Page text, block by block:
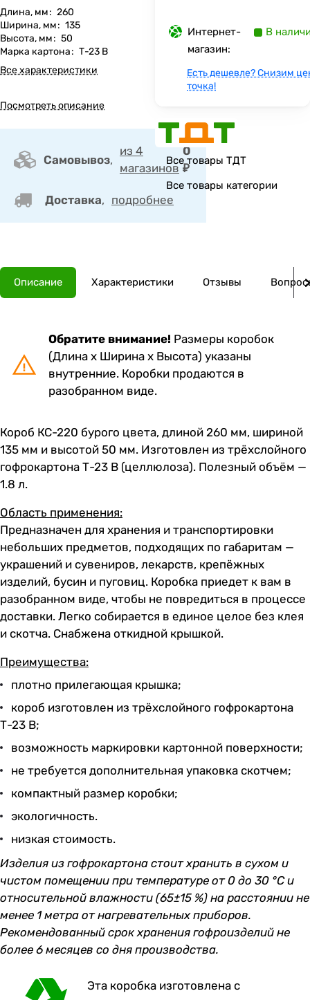
Длина, мм: 260
Ширина, мм: 135
Высота, мм: 50
Марка картона: Т-23 В
Все характеристики
Посмотреть описание
Самовывоз,
из 4
магазинов
0
₽
Доставка, подробнее
Интернет-
магазин:
В
Есть дешевле? Снизим
точка!
Все товары ТДТ
Все товары категории
Описание Характеристики Отзывы
Обратите внимание! Размеры коробок
(Длина х Ширина х Высота) указаны
внутренние. Коробки продаются в
разобранном виде.
Короб КС-220 бурого цвета, длиной 260 мм, шириной
135 мм и высотой 50 мм. Изготовлен из трёхслойного
гофрокартона Т-23 В (целлюлоза). Полезный объём —
1.8 л.
Область применения:
Предназначен для хранения и транспортировки
небольших предметов, подходящих по габаритам —
украшений и сувениров, лекарств, крепёжных
изделий, бусин и пуговиц. Коробка приедет к вам в
разобранном виде, чтобы не повредиться в процессе
доставки. Легко собирается в единое целое без клея
и скотча. Снабжена откидной крышкой.
Преимущества:
плотно прилегающая крышка;
короб изготовлен из трёхслойного гофрокартона
Т-23 В;
возможность маркировки картонной поверхности;
не требуется дополнительная упаковка скотчем;
компактный размер коробки;
экологичность.
низкая стоимость.
Изделия из гофрокартона стоит хранить в сухом и
чистом помещении при температуре от 0 до 30 °С и
относительной влажности (65±15 %) на расстоянии не
менее 1 метра от нагревательных приборов.
Рекомендованный срок хранения гофроизделий не
более 6 месяцев со дня производства.
Эта коробка изготовлена с